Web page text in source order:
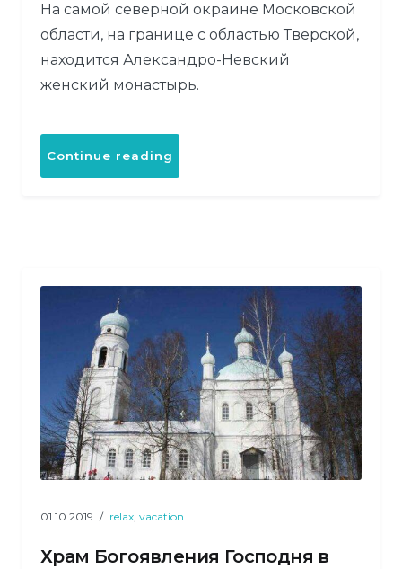
На самой северной окраине Московской
области, на границе с областью Тверской,
находится Александро-Невский
женский монастырь.
Continue reading
женский
01.10.2019 relax, vacation
Храм Богоявления Господня в